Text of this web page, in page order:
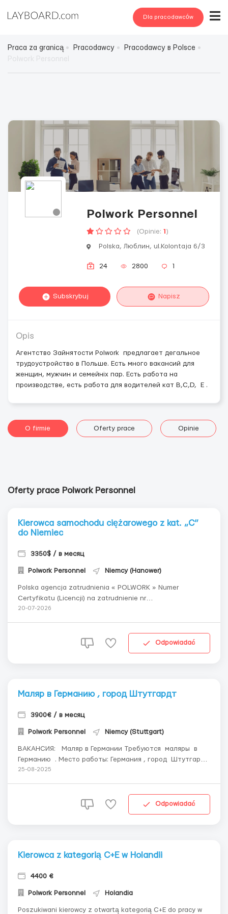
Dla pracodawców
Praca za granicą Pracodawcy
Pracodawcy в Polsce
Polwork Personnel
(Opinie: 1 )
Polska, Люблин, ul.Kolontaja 6/3
24 2800 1
Subskrybuj Napisz
Opis
Агентство Зайнятости Polwork предлагает дегальное
трудоустройство в Польше. Есть много вакансий для
женщин, мужчин и семейніх пар. Есть работа на
производстве, есть работа для водителей кат В,С,D, E .
O firmie Oferty prace Opinie
Oferty prace Polwork Personnel
Kierowca samochodu ciężarowego z kat. „C”
do Niemiec
3350$ / в месяц
Polwork Personnel Niemcy (Hanower)
Polska agencja zatrudnienia « POLWORK » Numer
Certyfikatu (Licencji) na zatrudnienie nr
6734 poszukuje kierowców ciężarówek z kategorią "C"
20-07-2026
Odpowiadać
Маляр в Германию , город Штутгардт
3900€ / в месяц
Polwork Personnel Niemcy (Stuttgart)
ВАКАНСИЯ: Маляр в Германии Требуются маляры в
Германию . Место работы: Германия , город Штутгардт
Требуются маляры в Германию . Оплата труда : от 16
25-08-2025
Odpowiadać
Kierowca z kategorią C+E w Holandii
4400 €
Polwork Personnel Holandia
Poszukiwani kierowcy z otwartą kategorią C+E do pracy w